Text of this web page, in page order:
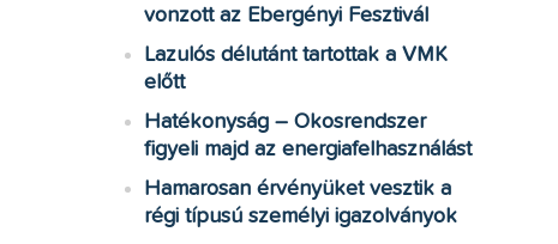
vonzott az Ebergényi Fesztivál
Lazulós délutánt tartottak a VMK
előtt
Hatékonyság – Okosrendszer
figyeli majd az energiafelhasználást
Hamarosan érvényüket vesztik a
régi típusú személyi igazolványok